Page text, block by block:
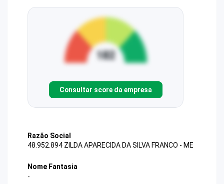
Consultar score da empresa
Razão Social
48.952.894 ZILDA APARECIDA DA SILVA FRANCO - ME
Nome Fantasia
-